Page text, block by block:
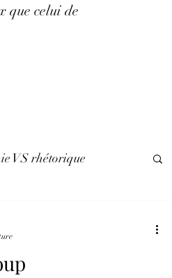
que celui de
VS rhétorique
les nuls